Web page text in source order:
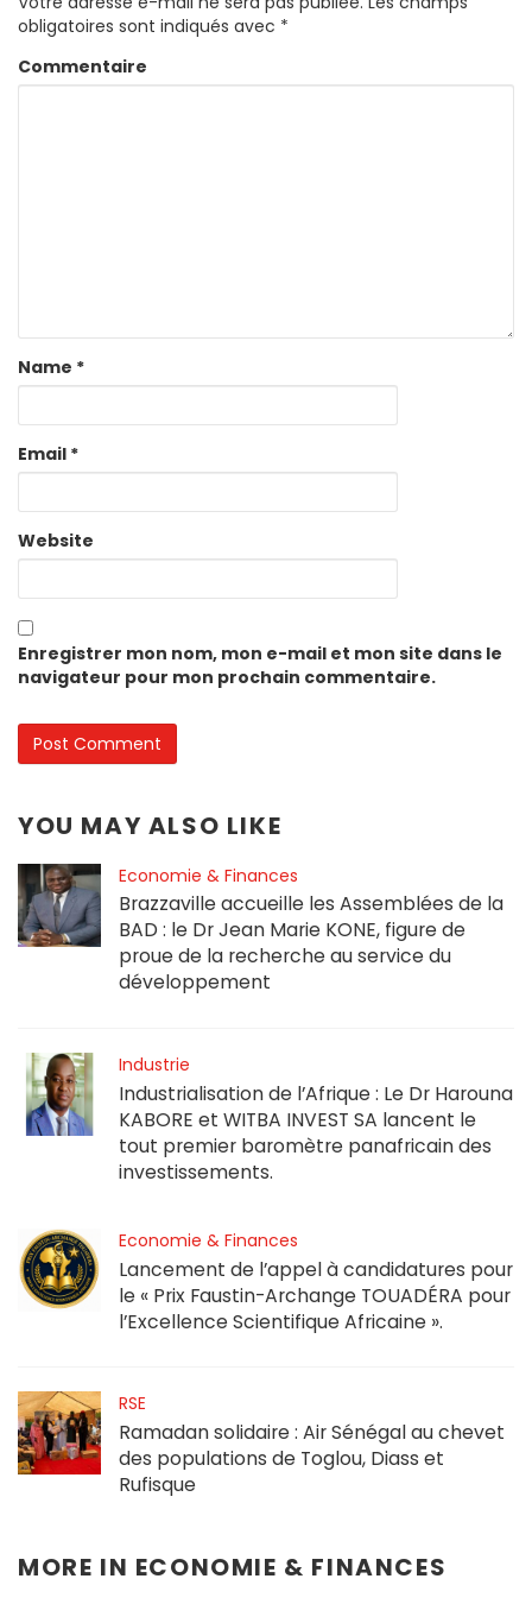
obligatoires sont indiqués avec *
Commentaire
Name *
Email *
Website
Enregistrer mon nom, mon e-mail et mon site dans le
navigateur pour mon prochain commentaire.
YOU MAY ALSO LIKE
Economie & Finances
Brazzaville accueille les Assemblées de la
BAD : le Dr Jean Marie KONE, figure de
proue de la recherche au service du
développement
Industrie
Industrialisation de l’Afrique : Le Dr Harouna
KABORE et WITBA INVEST SA lancent le
tout premier baromètre panafricain des
investissements.
Economie & Finances
Lancement de l’appel à candidatures pour
le « Prix Faustin-Archange TOUADÉRA pour
l’Excellence Scientifique Africaine ».
RSE
Ramadan solidaire : Air Sénégal au chevet
des populations de Toglou, Diass et
Rufisque
MORE IN ECONOMIE & FINANCES